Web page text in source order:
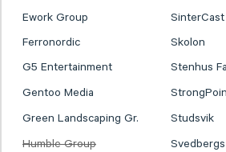
Ework Group
SinterCast
Ferronordic
Skolon
G5 Entertainment
Stenhus
Gentoo Media
Green Landscaping Gr.
Studsvik
Humble Group